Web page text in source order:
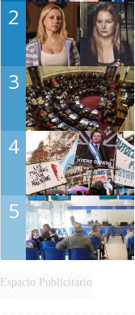
2
3
4
5
Espacio Publicitario